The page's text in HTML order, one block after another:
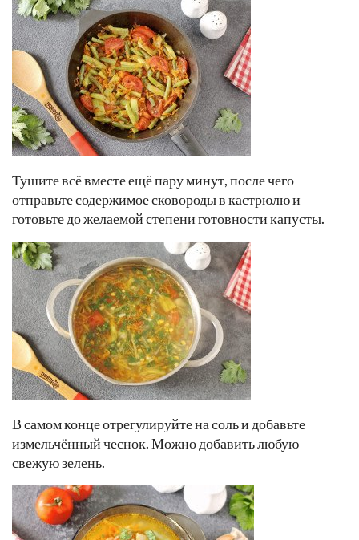
Тушите всё вместе ещё пару минут, после чего
отправьте содержимое сковороды в кастрюлю и
готовьте до желаемой степени готовности капусты.
В самом конце отрегулируйте на соль и добавьте
измельчённый чеснок. Можно добавить любую
свежую зелень.